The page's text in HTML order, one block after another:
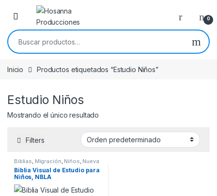
Skip to navigation
Skip to content
0
Buscar por:
Inicio Productos etiquetados “Estudio Niños”
Estudio Niños
Mostrando el único resultado
Filters
Biblias, Migración, Niños, Nueva
Biblia de las Américas Tamaño
Manual,Tapa Dura
Biblia Visual de Estudio para
Niños, NBLA